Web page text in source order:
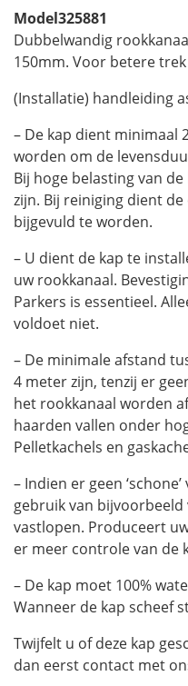
Model325881
Dubbelwandig
150mm. Voor betere
(Installatie) handleiding
– De kap dient minimaal
worden om de
Bij hoge belasting van
zijn. Bij reiniging dient
bijgevuld te worden.
– U dient de kap te
uw rookkanaal.
Parkers is essentieel.
voldoet niet.
– De minimale afstand
4 meter zijn, tenzij er
het rookkanaal worden
haarden vallen onder
Pelletkachels en
– Indien er geen
gebruik van bijvoorbeeld
vastlopen. Produceert
er meer controle van de
– De kap moet 100%
Wanneer de kap scheef
Twijfelt u of deze kap
dan eerst contact met